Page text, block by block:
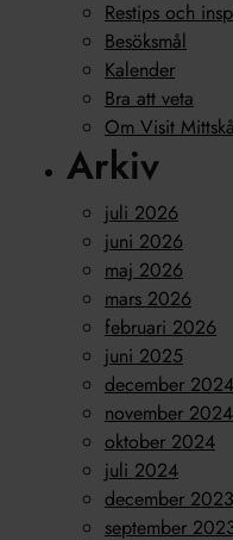
Restips och
Besöksmål
Kalender
Bra att veta
Om Visit
Arkiv
juli 2026
juni 2026
maj 2026
mars 2026
februari 2026
juni 2025
december 2024
november 2024
oktober 2024
juli 2024
december 2023
september